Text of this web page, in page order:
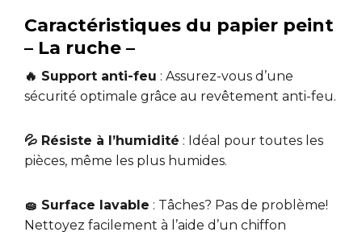
Caractéristiques du papier peint
– La ruche –
🔥 Support anti-feu : Assurez-vous d’une
sécurité optimale grâce au revêtement anti-feu.
💦 Résiste à l’humidité : Idéal pour toutes les
pièces, même les plus humides.
🧽 Surface lavable : Tâches? Pas de problème!
Nettoyez facilement à l’aide d’un chiffon